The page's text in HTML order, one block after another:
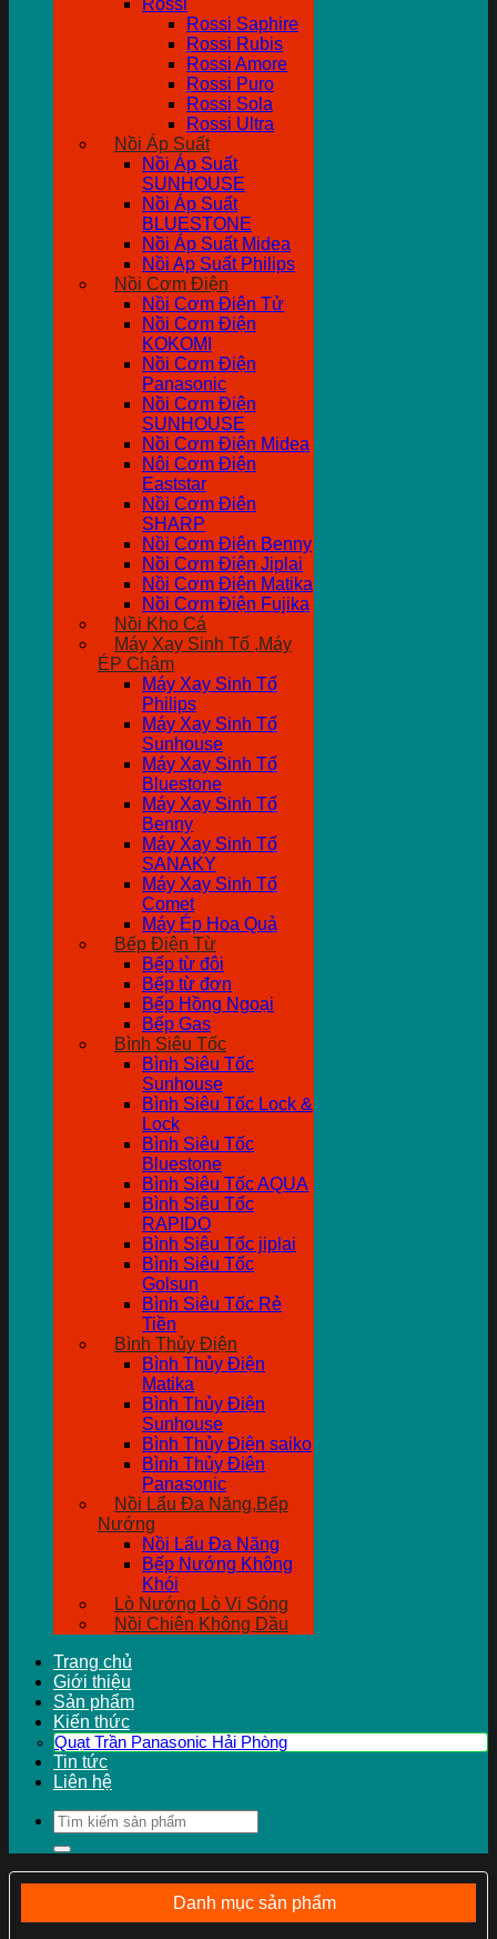
Rossi
Rossi Saphire
Rossi Rubis
Rossi Amore
Rossi Puro
Rossi Sola
Rossi Ultra
Nồi Áp Suất
Nồi Áp Suất
SUNHOUSE
Nồi Áp Suất
BLUESTONE
Nồi Áp Suất Midea
Nồi Ap Suất Philips
Nồi Cơm Điện
Nồi Cơm Điên Tử
Nồi Cơm Điện
KOKOMI
Nồi Cơm Điện
Panasonic
Nồi Cơm Điện
SUNHOUSE
Nồi Cơm Điện Midea
Nôi Cơm Điện
Eaststar
Nồi Cơm Điên
SHARP
Nồi Cơm Điện Benny
Nồi Cơm Điện Jiplai
Nồi Cơm Điện Matika
Nồi Cơm Điện Fujika
Nồi Kho Cá
Máy Xay Sinh Tố ,Máy
ÉP Chậm
Máy Xay Sinh Tố
Philips
Máy Xay Sinh Tố
Sunhouse
Máy Xay Sinh Tố
Bluestone
Máy Xay Sinh Tố
Benny
Máy Xay Sinh Tố
SANAKY
Máy Xay Sinh Tố
Comet
Máy Ép Hoa Quả
Bếp Điện Từ
Bếp từ đôi
Bếp từ đơn
Bếp Hồng Ngoại
Bếp Gas
Bình Siêu Tốc
Bình Siêu Tốc
Sunhouse
Bình Siêu Tốc Lock &
Lock
Bình Siêu Tốc
Bluestone
Bình Siêu Tốc AQUA
Bình Siêu Tốc
RAPIDO
Bình Siêu Tốc jiplai
Bình Siêu Tốc
Golsun
Bình Siêu Tốc Rẻ
Tiền
Bình Thủy Điện
Bình Thủy Điện
Matika
Bình Thủy Điện
Sunhouse
Bình Thủy Điện saiko
Bình Thủy Điện
Panasonic
Nồi Lẩu Đa Năng,Bếp
Nướng
Nồi Lẩu Đa Năng
Bếp Nướng Không
Khói
Lò Nướng Lò Vi Sóng
Nồi Chiên Không Dầu
Trang chủ
Giới thiệu
Sản phẩm
Kiến thức
Quạt Trần Panasonic Hải Phòng
Tin tức
Liên hệ
Tìm
kiếm:
Danh mục sản phẩm